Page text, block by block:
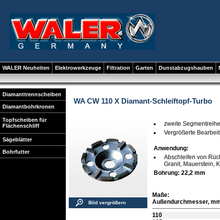
WALER Neuheiten Elektrowerkzeuge Filtration Garten Dunstabzugshauben
Diamanttrennscheiben
Diamantbohrkronen
Topfscheiben für
Flächenschliff
Sägeblätter
Bohrfutter
WA CW 110 X Diamant-Schleiftopf-Turbo
Bild vergrößern
zweite
Vergrößerte
Anwendung:
Abschleifen von
Granit, Mauerstein,
Bohrung: 22,2 mm
Maße:
Außendurchmesser,
110